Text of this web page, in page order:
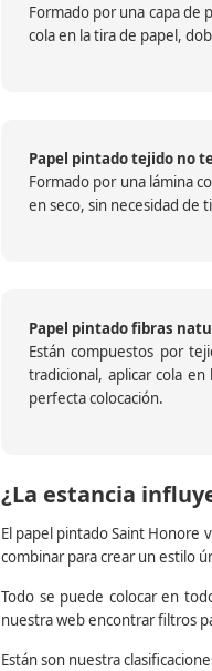
Formado por una capa de
cola en la tira de papel,
Papel pintado tejido no
Formado por una lámina
en seco, sin necesidad de
Papel pintado fibras
Están compuestos por
tradicional, aplicar cola
perfecta colocación.
¿La estancia
El papel pintado Saint Honore
combinar para crear un estilo
Todo se puede colocar en
nuestra web encontrar filtros
Están son nuestra